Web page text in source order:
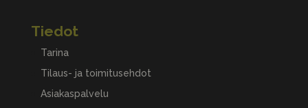
Tiedot
Tarina
Tilaus- ja toimitusehdot
Asiakaspalvelu